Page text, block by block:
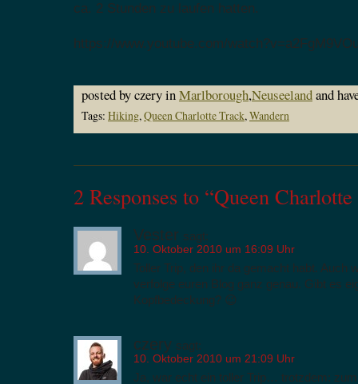
ca. 2 Stunden zu laufen hatten.
https://www.youtube.com/
posted by czery inMarlborough,Neuseelandand
Tags: Hiking,Queen Charlotte Track,Wandern
2 Responses to “Queen
Vester sagt:
10. Oktober 2010 um 16:09 Uhr
Toller Trip, den ihr da gemacht habt. Auch
verfolge euren Blog ganz genau. Gibt es
Kopfbedeckung? 😉
czery sagt:
10. Oktober 2010 um 21:09 Uhr
Ja, war echt ein toller Trip… trotzdem: